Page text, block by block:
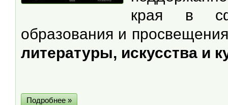
края в
образования и
литературы, искусства и
Подробнее »